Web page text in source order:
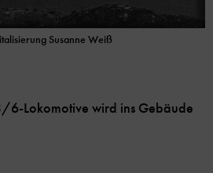
Susanne Weiß
6-Lokomotive wird ins Gebäude